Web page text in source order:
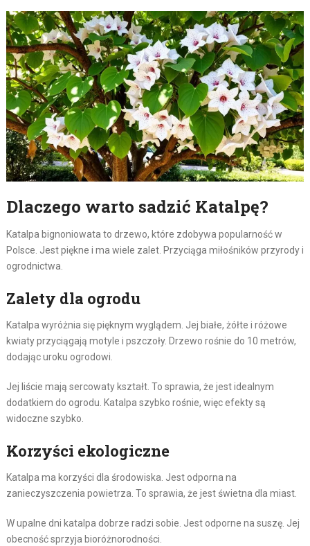
Dlaczego warto sadzić Katalpę?
Katalpa bignoniowata to drzewo, które zdobywa popularność w
Polsce. Jest piękne i ma wiele zalet. Przyciąga miłośników przyrody i
ogrodnictwa.
Zalety dla ogrodu
Katalpa wyróżnia się pięknym wyglądem. Jej białe, żółte i różowe
kwiaty przyciągają motyle i pszczoły. Drzewo rośnie do 10 metrów,
dodając uroku ogrodowi.
Jej liście mają sercowaty kształt. To sprawia, że jest idealnym
dodatkiem do ogrodu. Katalpa szybko rośnie, więc efekty są
widoczne szybko.
Korzyści ekologiczne
Katalpa ma korzyści dla środowiska. Jest odporna na
zanieczyszczenia powietrza. To sprawia, że jest świetna dla miast.
W upalne dni katalpa dobrze radzi sobie. Jest odporne na suszę. Jej
obecność sprzyja bioróżnorodności.